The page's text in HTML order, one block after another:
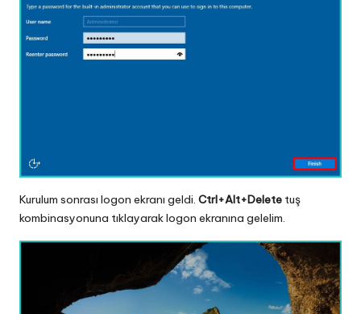
Kurulum sonrası logon ekranı geldi. Ctrl+Alt+Delete tuş
kombinasyonuna tıklayarak logon ekranına gelelim.